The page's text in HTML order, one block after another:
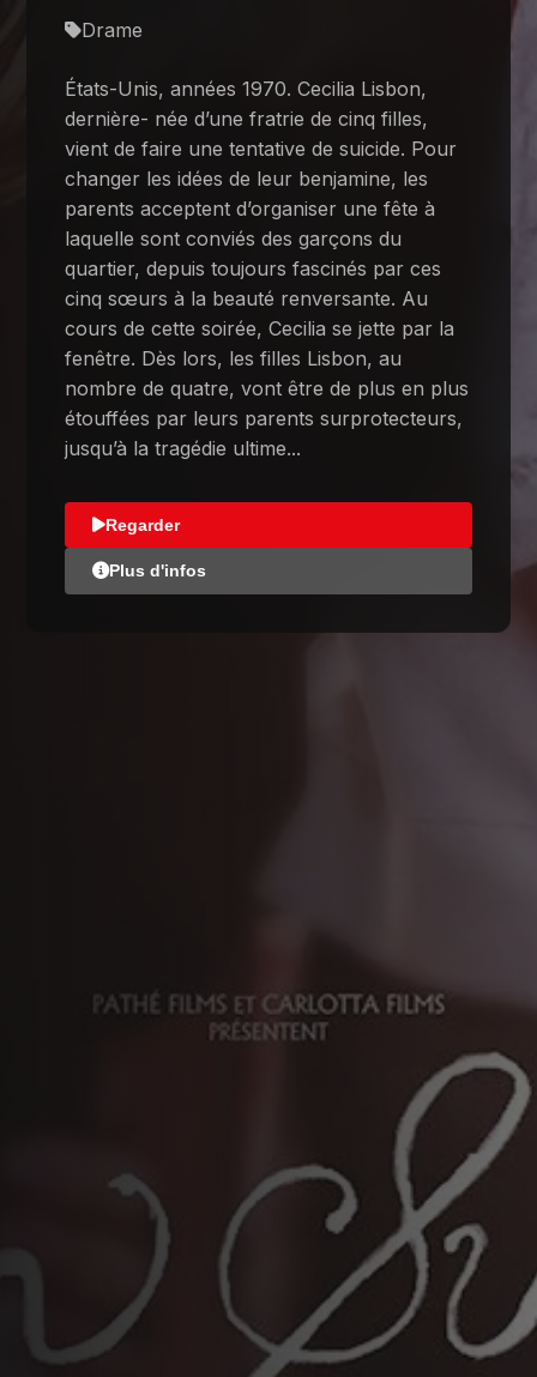
Drame
États-Unis, années 1970. Cecilia Lisbon,
dernière- née d’une fratrie de cinq filles,
vient de faire une tentative de suicide. Pour
changer les idées de leur benjamine, les
parents acceptent d’organiser une fête à
laquelle sont conviés des garçons du
quartier, depuis toujours fascinés par ces
cinq sœurs à la beauté renversante. Au
cours de cette soirée, Cecilia se jette par la
fenêtre. Dès lors, les filles Lisbon, au
nombre de quatre, vont être de plus en plus
étouffées par leurs parents surprotecteurs,
jusqu’à la tragédie ultime...
Regarder
Plus d'infos